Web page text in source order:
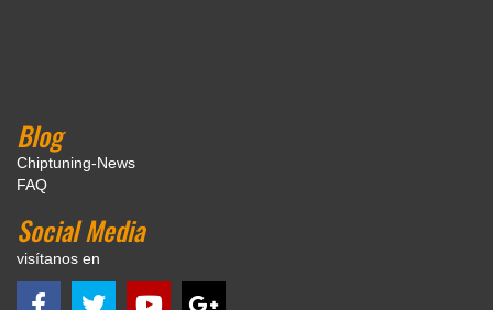
Blog
Chiptuning-News
FAQ
Social Media
visítanos en